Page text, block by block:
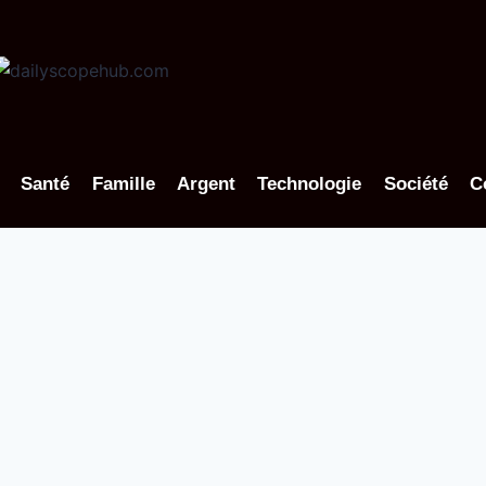
Santé Famille Argent Technologie Société